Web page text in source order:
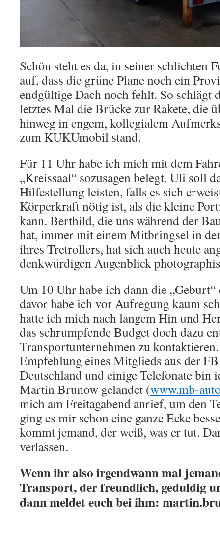
Schön steht es da, in seiner schlichten
auf, dass die grüne Plane noch ein
endgültige Dach noch fehlt. So schlägt
letztes Mal die Brücke zur Rakete, die
hinweg in engem, kollegialem
zum KUKUmobil stand.
Für 11 Uhr habe ich mich mit dem
„Kreissaal“ sozusagen belegt. Uli soll
Hilfestellung leisten, falls es sich
Körperkraft nötig ist, als die kleine
kann. Berthild, die uns während der
hat, immer mit einem Mitbringsel in
ihres Tretrollers, hat sich auch heute
denkwürdigen Augenblick
Um 10 Uhr habe ich dann die
davor habe ich vor Aufregung kaum
hatte ich mich nach langem Hin und
das schrumpfende Budget doch dazu
Transportunternehmen zu
Empfehlung eines Mitglieds aus der
Deutschland und einige Telefonate bin
Martin Brunow gelandet (www.mb-
mich am Freitagabend anrief, um den
ging es mir schon eine ganze Ecke
kommt jemand, der weiß, was er tut.
verlassen.
Wenn ihr also irgendwann mal
Transport, der freundlich, geduldig
dann meldet euch bei ihm: